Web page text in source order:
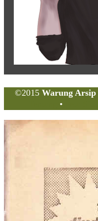
©2015 Warung Arsip
•